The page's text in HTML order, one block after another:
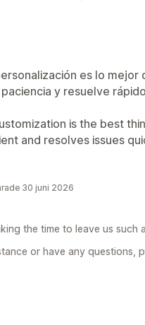
es lo mejor
y resuelve
is the best
and resolves issues
30 juni 2026
the time to leave us such
or have any questions,